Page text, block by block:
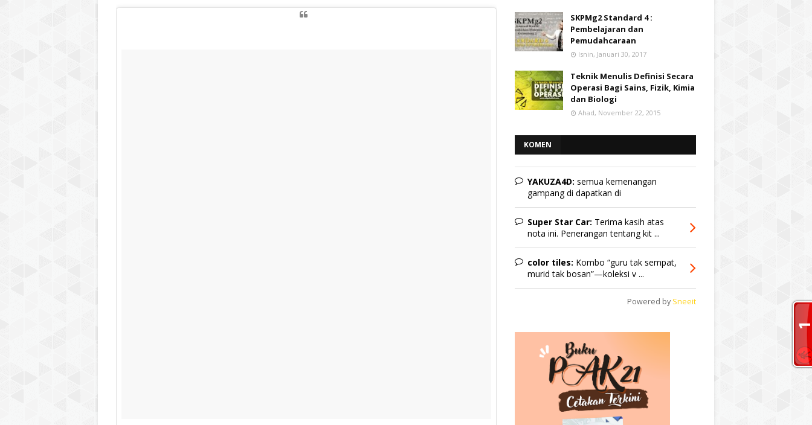
SKPMg2 Standard 4 :
Pembelajaran dan
Pemudahcaraan
Isnin, Januari 30, 2017
Teknik Menulis Definisi Secara
Operasi Bagi Sains, Fizik, Kimia
dan Biologi
Ahad, November 22, 2015
KOMEN
YAKUZA4D: semua kemenangan
gampang di dapatkan di
Super Star Car: Terima kasih atas
nota ini. Penerangan tentang kit ...
color tiles: Kombo “guru tak sempat,
murid tak bosan”—koleksi v ...
Powered by Sneeit